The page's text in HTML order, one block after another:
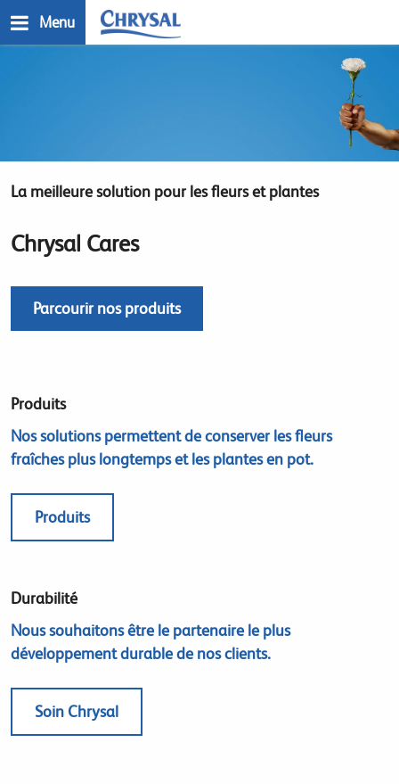
to
Menu
La meilleure solution pour les fleurs et plantes
Chrysal Cares
Parcourir nos produits
Produits
Nos solutions permettent de conserver les fleurs
fraîches plus longtemps et les plantes en pot.
Produits
Durabilité
Nous souhaitons être le partenaire le plus
développement durable de nos clients.
Soin Chrysal